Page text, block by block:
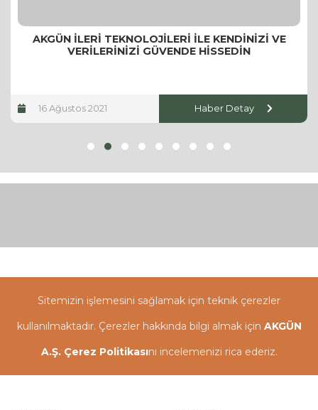
AKGÜN İLERI TEKNOLOJILERI ILE KENDINIZI VE
VERILERINIZI GÜVENDE HISSEDIN
16 Ağustos 2021 Haber Detay
Sitemizin işlemesini sağlamak için teknik çerezler
kullanılmaktadır. Çerezler hakkında bilgi almak için AKGÜN
A.Ş. Çerez Politikasını incelemenizi rica ederiz.